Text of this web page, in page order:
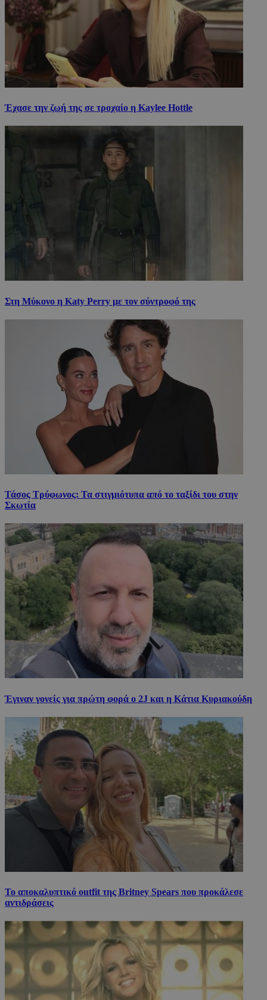
Έχασε την ζωή της σε τροχαίο η Kaylee Hottle
Στη Μύκονο η Katy Perry με τον σύντροφό της
Τάσος Τρύφωνος: Τα στιγμιότυπα από το ταξίδι του στην
Σκωτία
Έγιναν γονείς για πρώτη φορά ο 2J και η Κάτια Κυριακούδη
Το αποκαλυπτικό outfit της Britney Spears που προκάλεσε
αντιδράσεις